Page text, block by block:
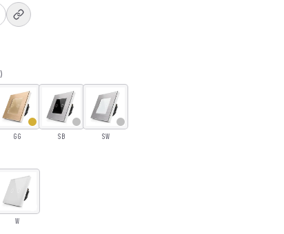
hliníku R-T602S-ALU-GB
GG SB SW
W